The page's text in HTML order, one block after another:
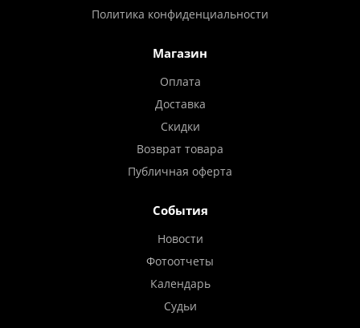
Политика конфиденциальности
Магазин
Оплата
Доставка
Скидки
Возврат товара
Публичная оферта
События
Новости
Фотоотчеты
Календарь
Судьи